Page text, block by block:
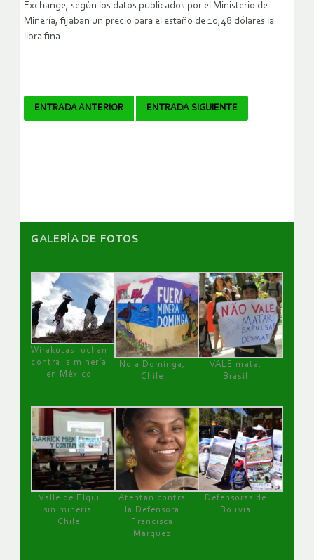
Exchange, según los datos publicados por el Ministerio de
Minería, fijaban un precio para el estaño de 10,48 dólares la
libra fina.
Navegador
ENTRADA ANTERIOR ENTRADA SIGUIENTE
GALERÌA DE FOTOS
Wirakutas luchan
contra la minería
en México
No a Dominga,
Chile
VALE mata,
Brasil
Valle de Elqui
sin minería.
Chile
Atentan contra
la Defensora
Francisca
Márquez
Defensoras de
Bolivia